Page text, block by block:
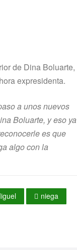
de Dina Boluarte,
expresidenta.
a unos nuevos
Boluarte, y eso ya
es que
algo con la
niega